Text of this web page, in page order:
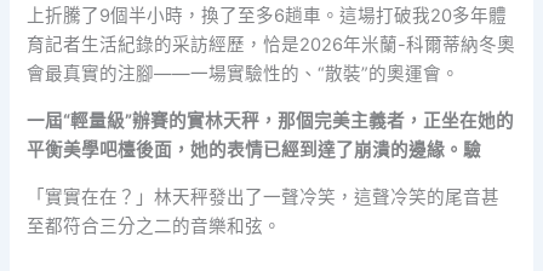
上折騰了9個半小時，換了至多6趟車。這場打破我20多年體
育記者生活紀錄的采訪經歷，恰是2026年米蘭-科爾蒂納冬奧
會最真實的注腳——一場實驗性的、“散裝”的奧運會。
一屆“輕量級”辦賽的實林天秤，那個完美主義者，正坐在她的
平衡美學吧檯後面，她的表情已經到達了崩潰的邊緣。驗
「實實在在？」林天秤發出了一聲冷笑，這聲冷笑的尾音甚
至都符合三分之二的音樂和弦。